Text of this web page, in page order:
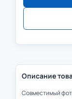
Описание
Совместимый